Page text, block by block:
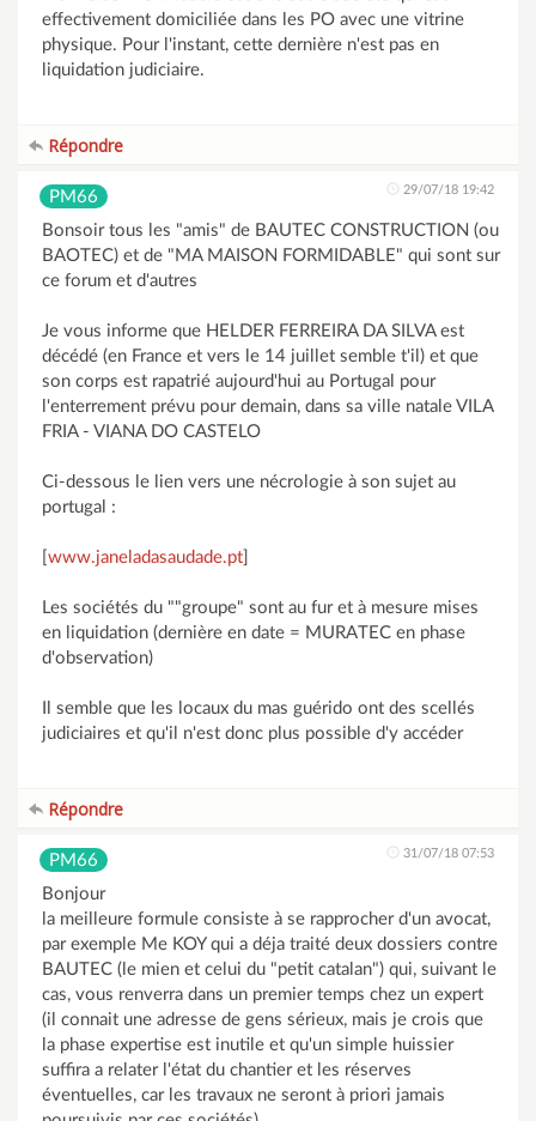
effectivement domiciliée dans les PO avec une vitrine
physique. Pour l'instant, cette dernière n'est pas en
liquidation judiciaire.
Répondre
PM66 29/07/18 19:42
Bonsoir tous les "amis" de BAUTEC CONSTRUCTION (ou
BAOTEC) et de "MA MAISON FORMIDABLE" qui sont sur
ce forum et d'autres
Je vous informe que HELDER FERREIRA DA SILVA est
décédé (en France et vers le 14 juillet semble t'il) et que
son corps est rapatrié aujourd'hui au Portugal pour
l'enterrement prévu pour demain, dans sa ville natale VILA
FRIA - VIANA DO CASTELO
Ci-dessous le lien vers une nécrologie à son sujet au
portugal :
www.janeladasaudade.pt
Les sociétés du ""groupe" sont au fur et à mesure mises
en liquidation (dernière en date = MURATEC en phase
d'observation)
Il semble que les locaux du mas guérido ont des scellés
judiciaires et qu'il n'est donc plus possible d'y accéder
Répondre
PM66 31/07/18 07:53
Bonjour
la meilleure formule consiste à se rapprocher d'un avocat,
par exemple Me KOY qui a déja traité deux dossiers contre
BAUTEC (le mien et celui du "petit catalan") qui, suivant le
cas, vous renverra dans un premier temps chez un expert
(il connait une adresse de gens sérieux, mais je crois que
la phase expertise est inutile et qu'un simple huissier
suffira a relater l'état du chantier et les réserves
éventuelles, car les travaux ne seront à priori jamais